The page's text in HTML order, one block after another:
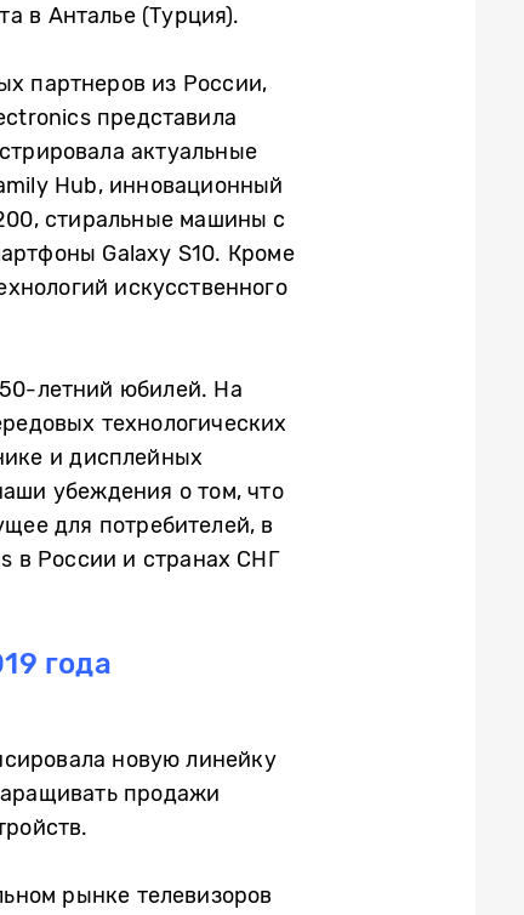
в Анталье (Турция).
партнеров из России,
представила
актуальные
Hub, инновационный
стиральные машины с
Galaxy S10. Кроме
искусственного
летний юбилей. На
технологических
и дисплейных
убеждения о том, что
для потребителей, в
в России и странах СНГ
года
новую линейку
продажи
рынке телевизоров